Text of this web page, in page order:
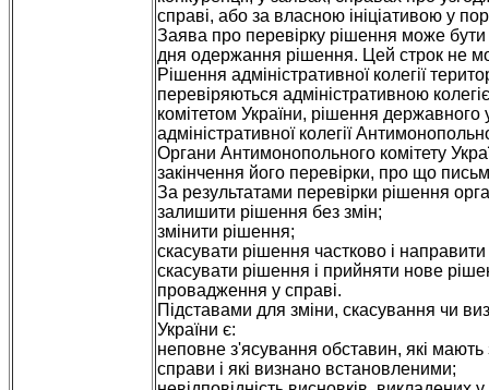
справі, або за власною ініціативою у
Заява про перевірку рішення може бути
дня одержання рішення. Цей строк не
Рішення адміністративної колегії
перевіряються адміністративною
комітетом України, рішення
адміністративної колегії
Органи Антимонопольного комітету
закінчення його перевірки, про що
За результатами перевірки рішення
залишити рішення без змін;
змінити рішення;
скасувати рішення частково і
скасувати рішення і прийняти нове
провадження у справі.
Підставами для зміни, скасування чи
України є:
неповне з'ясування обставин, які
справи і які визнано встановленими;